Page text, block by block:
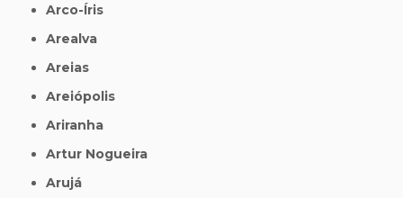
Arco-Íris
Arealva
Areias
Areiópolis
Ariranha
Artur Nogueira
Arujá